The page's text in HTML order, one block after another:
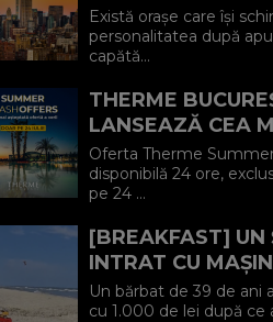
ȘI POVEȘTILE
CELOR MAI
BULEVARDE DE ...
Există orașe care își
personalitatea după
capătă...
THERME
LANSEAZĂ CEA
OFERTĂ A VERII:
LA VOUCHERE,
IULIE (P)...
Oferta Therme
disponibilă 24 ore,
pe 24 ...
[BREAKFAST] UN
INTRAT CU
PLAJA DIN VADU
AMENDAT.
Un bărbat de 39 de ani
cu 1.000 de lei după ce